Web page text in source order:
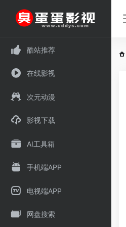
酷站推荐
在线影视
次元动漫
影视下载
AI工具箱
手机端APP
电视端APP
网盘搜索